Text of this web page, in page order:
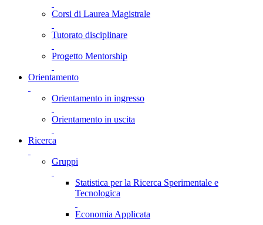
Corsi di Laurea Magistrale
Tutorato disciplinare
Progetto Mentorship
Orientamento
Orientamento in ingresso
Orientamento in uscita
Ricerca
Gruppi
Statistica per la Ricerca Sperimentale e
Tecnologica
Economia Applicata